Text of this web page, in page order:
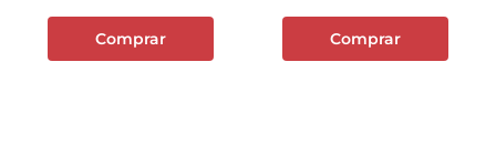
Comprar Comprar